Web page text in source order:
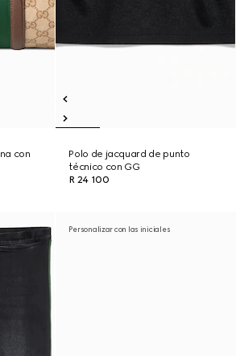
con
Polo de jacquard de punto
técnico con GG
R 24 100
Personalizar con las iniciales